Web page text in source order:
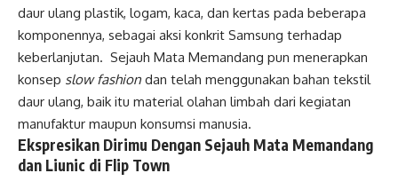
daur ulang plastik, logam, kaca, dan kertas pada beberapa
komponennya, sebagai aksi konkrit Samsung terhadap
keberlanjutan. Sejauh Mata Memandang pun menerapkan
konsep slow fashion dan telah menggunakan bahan tekstil
daur ulang, baik itu material olahan limbah dari kegiatan
manufaktur maupun konsumsi manusia.
Ekspresikan Dirimu Dengan Sejauh Mata Memandang
dan Liunic di Flip Town